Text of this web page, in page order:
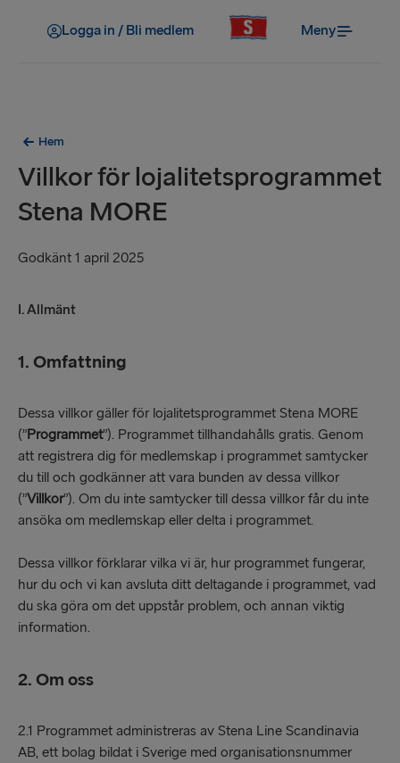
Logga in / Bli medlem Meny
Hem
Villkor för lojalitetsprogrammet
Stena MORE
Godkänt 1 april 2025
I. Allmänt
1. Omfattning
Dessa villkor gäller för lojalitetsprogrammet Stena MORE
(”Programmet”). Programmet tillhandahålls gratis. Genom
att registrera dig för medlemskap i programmet samtycker
du till och godkänner att vara bunden av dessa villkor
(”Villkor”). Om du inte samtycker till dessa villkor får du inte
ansöka om medlemskap eller delta i programmet.
Dessa villkor förklarar vilka vi är, hur programmet fungerar,
hur du och vi kan avsluta ditt deltagande i programmet, vad
du ska göra om det uppstår problem, och annan viktig
information.
2. Om oss
2.1 Programmet administreras av Stena Line Scandinavia
AB, ett bolag bildat i Sverige med organisationsnummer